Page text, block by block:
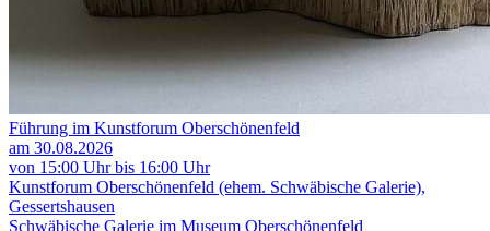
Führung im Kunstforum Oberschönenfeld
am 30.08.2026
von 15:00 Uhr bis 16:00 Uhr
Kunstforum Oberschönenfeld (ehem. Schwäbische Galerie),
Gessertshausen
Schwäbische Galerie im Museum Oberschönenfeld